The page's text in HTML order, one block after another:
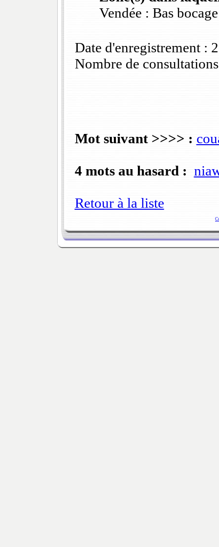
Vendée : Bas
Date d'enregistrement :
Nombre de
Mot suivant >>>> :
4 mots au hasard :
Retour à la liste